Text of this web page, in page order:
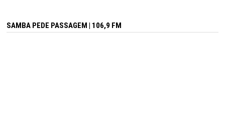
SAMBA PEDE PASSAGEM | 106,9 FM